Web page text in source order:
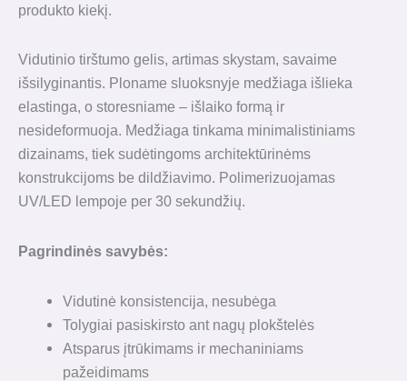
produkto kiekį.
Vidutinio tirštumo gelis, artimas skystam, savaime
išsilyginantis. Ploname sluoksnyje medžiaga išlieka
elastinga, o storesniame – išlaiko formą ir
nesideformuoja. Medžiaga tinkama minimalistiniams
dizainams, tiek sudėtingoms architektūrinėms
konstrukcijoms be dildžiavimo. Polimerizuojamas
UV/LED lempoje per 30 sekundžių.
Pagrindinės savybės:
Vidutinė konsistencija, nesubėga
Tolygiai pasiskirsto ant nagų plokštelės
Atsparus įtrūkimams ir mechaniniams
pažeidimams